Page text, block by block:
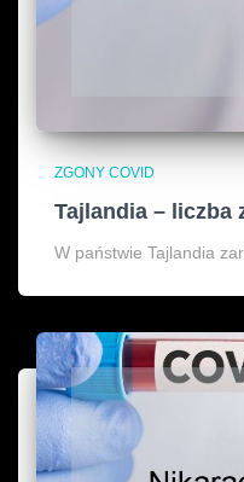
ZGONY COVID
Tajlandia – liczba
W państwie Tajlandia